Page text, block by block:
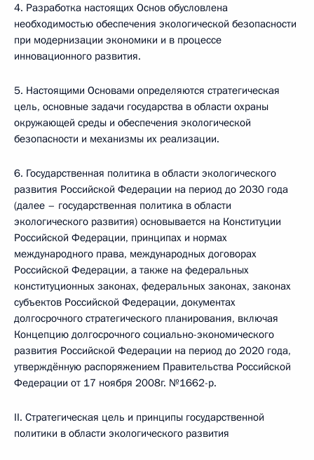
4. Разработка настоящих Основ обусловлена
необходимостью обеспечения экологической безопасности
при модернизации экономики и в процессе
инновационного развития.
5. Настоящими Основами определяются стратегическая
цель, основные задачи государства в области охраны
окружающей среды и обеспечения экологической
безопасности и механизмы их реализации.
6. Государственная политика в области экологического
развития Российской Федерации на период до 2030 года
(далее – государственная политика в области
экологического развития) основывается на Конституции
Российской Федерации, принципах и нормах
международного права, международных договорах
Российской Федерации, а также на федеральных
конституционных законах, федеральных законах, законах
субъектов Российской Федерации, документах
долгосрочного стратегического планирования, включая
Концепцию долгосрочного социально-экономического
развития Российской Федерации на период до 2020 года,
утверждённую распоряжением Правительства Российской
Федерации от 17 ноября 2008г. №1662-р.
II. Стратегическая цель и принципы государственной
политики в области экологического развития